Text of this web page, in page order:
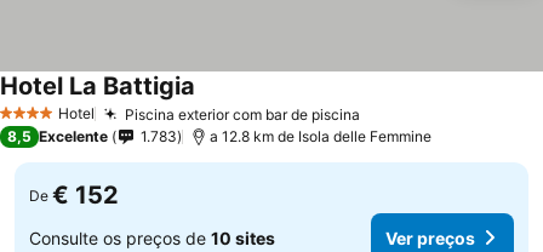
4 EstrelasHotel Piscina exterior com bar de piscina
Hotel La Battigia
8,5 Excelente 1.783 a 12.8 km de Isola delle Femmine
De € 152
Consulte os preços de 10 sites Ver preços